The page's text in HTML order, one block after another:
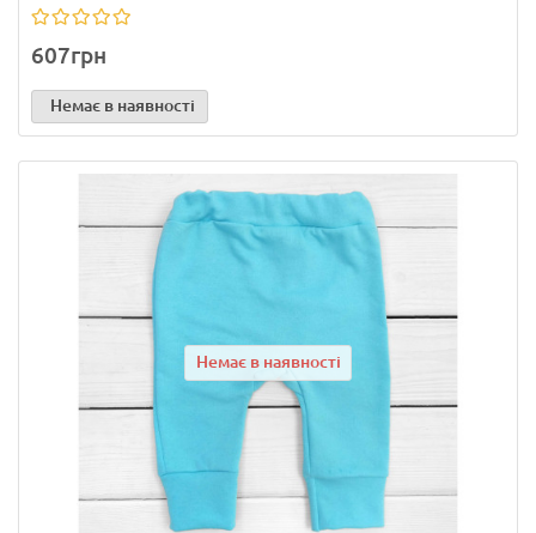
607грн
Немає в наявності
Немає в наявності